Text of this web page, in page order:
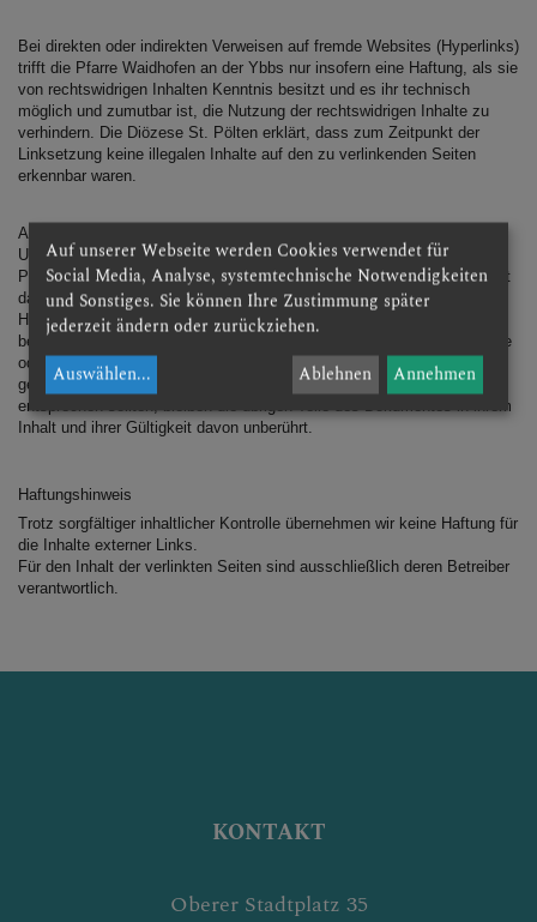
Bei direkten oder indirekten Verweisen auf fremde Websites (Hyperlinks)
trifft die Pfarre Waidhofen an der Ybbs nur insofern eine Haftung, als sie
von rechtswidrigen Inhalten Kenntnis besitzt und es ihr technisch
möglich und zumutbar ist, die Nutzung der rechtswidrigen Inhalte zu
verhindern. Die Diözese St. Pölten erklärt, dass zum Zeitpunkt der
Linksetzung keine illegalen Inhalte auf den zu verlinkenden Seiten
erkennbar waren.
Auf die aktuelle und zukünftige Gestaltung, die Inhalte oder die
Urheberschaft der gelinkten/verknüpften Seiten hat die Diözese St.
Pölten keinen Einfluss und distanziert sich daher ausdrücklich von dort
dargestellten, allenfalls ungesetzlichen Inhalten. Dieser
Haftungsausschluss (Disclaimer) ist als Teil des Internetangebotes zu
betrachten, von dem aus auf diese Seite verwiesen wurde. Sofern Teile
oder einzelne Formulierungen dieses Haftungsausschlusses der
geltenden Rechtslage nicht, nicht mehr oder nicht vollständig
entsprechen sollten, bleiben die übrigen Teile des Dokumentes in ihrem
Inhalt und ihrer Gültigkeit davon unberührt.
Haftungshinweis
Trotz sorgfältiger inhaltlicher Kontrolle übernehmen wir keine Haftung für
die Inhalte externer Links.
Für den Inhalt der verlinkten Seiten sind ausschließlich deren Betreiber
verantwortlich.
KONTAKT
Oberer Stadtplatz 35
Auf unserer Webseite werden Cookies verwendet für
Social Media, Analyse, systemtechnische Notwendigkeiten
und Sonstiges. Sie können Ihre Zustimmung später
jederzeit ändern oder zurückziehen.
Auswählen... Ablehnen Annehmen